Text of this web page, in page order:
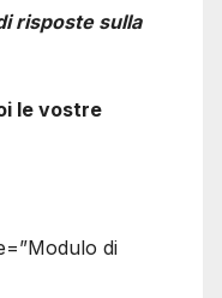
risposte sulla
le vostre
di